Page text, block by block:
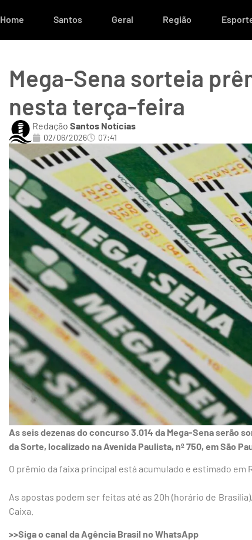
Home Santos Geral Região
Mega-Sena sorteia
nesta terça-feira
Redação Santos Notícias
02/06/2026 07:41
As seis dezenas do concurso 3.014 da Mega-Sena serão
da Sorte, localizado na Avenida Paulista, nº 750, em São
O prêmio da faixa principal está acumulado e estimado em
As apostas podem ser feitas até as 20h (horário de
Caixa.
>>Siga o canal da Agência Brasil no WhatsApp